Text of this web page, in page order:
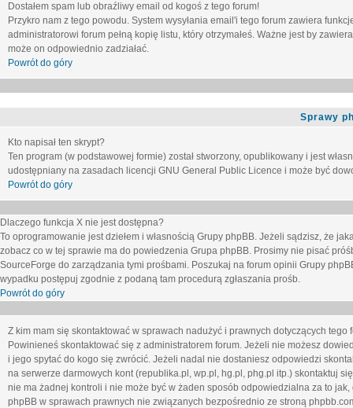
Dostałem spam lub obraźliwy email od kogoś z tego forum!
Przykro nam z tego powodu. System wysyłania email'i tego forum zawiera
administratorowi forum pełną kopię listu, który otrzymałeś. Ważne jest by
może on odpowiednio zadziałać.
Powrót do góry
Sprawy
Kto napisał ten skrypt?
Ten program (w podstawowej formie) został stworzony, opublikowany i jest
udostępniany na zasadach licencji GNU General Public Licence i może być
Powrót do góry
Dlaczego funkcja X nie jest dostępna?
To oprogramowanie jest dziełem i własnością Grupy phpBB. Jeżeli sądzisz, że
zobacz co w tej sprawie ma do powiedzenia Grupa phpBB. Prosimy nie pisać
SourceForge do zarządzania tymi prośbami. Poszukaj na forum opinii Grupy
wypadku postępuj zgodnie z podaną tam procedurą zgłaszania prośb.
Powrót do góry
Z kim mam się skontaktować w sprawach nadużyć i prawnych dotyczących tego
Powinieneś skontaktować się z administratorem forum. Jeżeli nie możesz
i jego spytać do kogo się zwrócić. Jeżeli nadal nie dostaniesz odpowiedzi
na serwerze darmowych kont (republika.pl, wp.pl, hg.pl, phg.pl itp.) skontaktuj
nie ma żadnej kontroli i nie może być w żaden sposób odpowiedzialna za to
phpBB w sprawach prawnych nie związanych bezpośrednio ze stroną